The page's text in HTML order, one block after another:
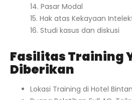
14. Pasar Modal
15. Hak atas Kekayaan
16. Studi kasus dan diskusi
Fasilitas Training
Diberikan
Lokasi Training di Hotel